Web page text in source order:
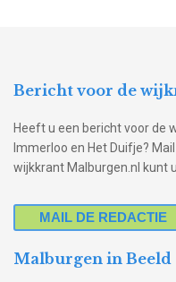
Bericht voor de
Heeft u een bericht voor de
Immerloo en Het Duifje?
wijkkrant Malburgen.nl kunt
MAIL DE REDACTIE
Malburgen in Beeld